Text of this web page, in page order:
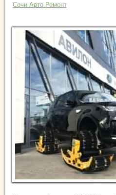
Сочи Авто Ремонт